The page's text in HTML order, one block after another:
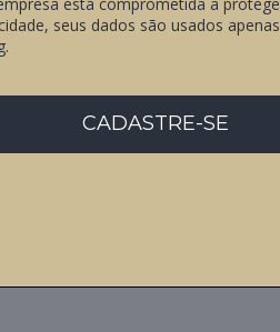
seus dados são usados
CADASTRE-SE